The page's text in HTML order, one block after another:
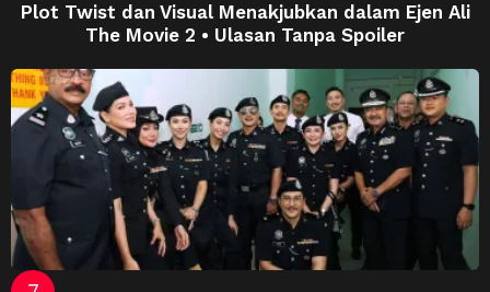
Plot Twist dan Visual Menakjubkan dalam Ejen Ali
The Movie 2 • Ulasan Tanpa Spoiler